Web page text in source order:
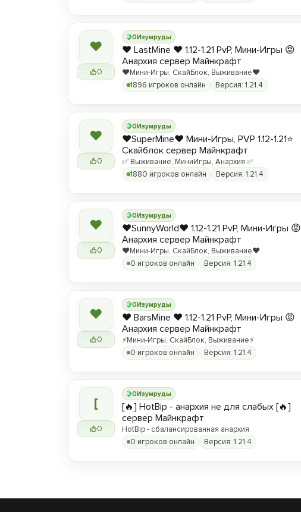
❤
0
0Изумруды
❤️ LastMine ❤️ 1.12-1.21 PvP, Мини-Игры 😡
Анархия сервер Майнкрафт
❤️Мини-Игры, СкайБлок, Выживание❤️
1896 игроков онлайн
Версия: 1.21.4
❤
0
0Изумруды
❤️SuperMine❤️ Мини-Игры, PVP 1.12-1.21⭐
Скайблок сервер Майнкрафт
✅ Выживание, МиниИгры, Анархия ✅
1880 игроков онлайн
Версия: 1.21.4
❤
0
0Изумруды
❤️SunnyWorld❤️ 1.12-1.21 PvP, Мини-Игры 😡
Анархия сервер Майнкрафт
❤️Мини-Игры, СкайБлок, Выживание❤️
0 игроков онлайн
Версия: 1.21.4
❤
0
0Изумруды
❤️ BarsMine ❤️ 1.12-1.21 PvP, Мини-Игры 😡
Анархия сервер Майнкрафт
⚡Мини-Игры, СкайБлок, Выживание⚡
0 игроков онлайн
Версия: 1.21.4
[
0
0Изумруды
[🔥] HotBip - анархия не для слабых [🔥]
сервер Майнкрафт
HotBip - сбалансированная анархия
0 игроков онлайн
Версия: 1.21.4